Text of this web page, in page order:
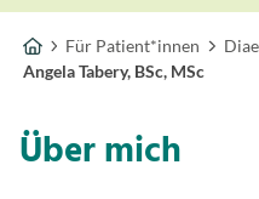
Für Patient*innen
Angela Tabery, BSc, MSc
Über mich